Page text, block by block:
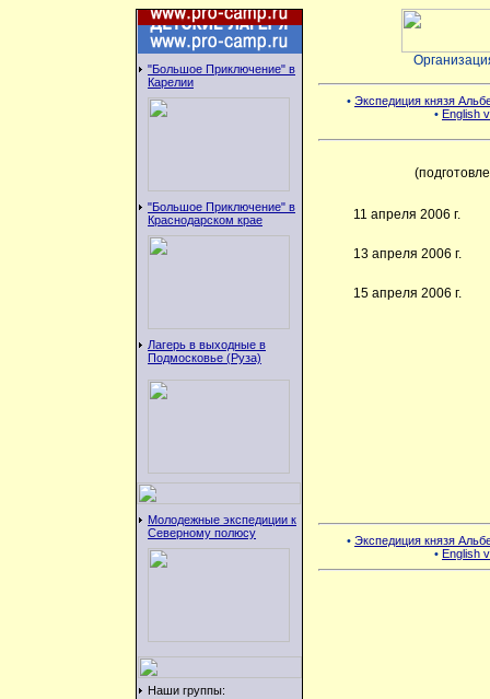
"Большое Приключение" в
Карелии
"Большое Приключение" в
Краснодарском крае
Лагерь в выходные в
Подмосковье (Руза)
Молодежные экспедиции к
Северному полюсу
Наши группы:
• Экспедиция князя
• English
11 апреля 2006 г.
13 апреля 2006 г.
15 апреля 2006 г.
• Экспедиция князя
• English